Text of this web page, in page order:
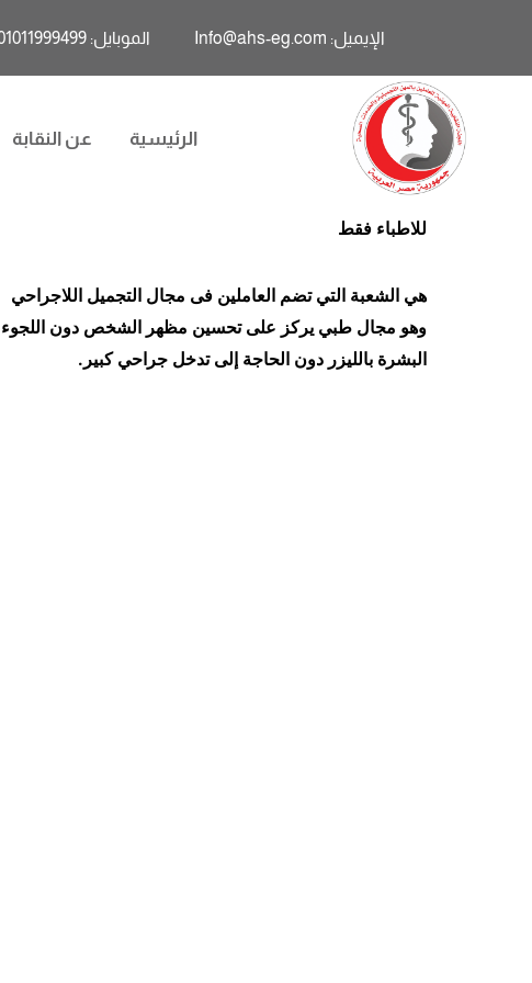
الإيميل: Info@ahs-eg.com الموبايل: 01011999499
الرئيسية عن النقابة
للاطباء فقط
هي الشعبة التي تضم العاملين فى مجال التجميل اللاجراحي
وهو مجال طبي يركز على تحسين مظهر الشخص دون اللجوء
البشرة بالليزر دون الحاجة إلى تدخل جراحي كبير.